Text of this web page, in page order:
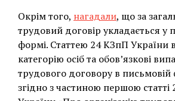
Окрім того, нагадали, що за
трудовий договір укладається у
формі. Статтею 24 КЗпП України
категорію осіб та обов’язкові
трудового договору в
згідно з частиною першою статті